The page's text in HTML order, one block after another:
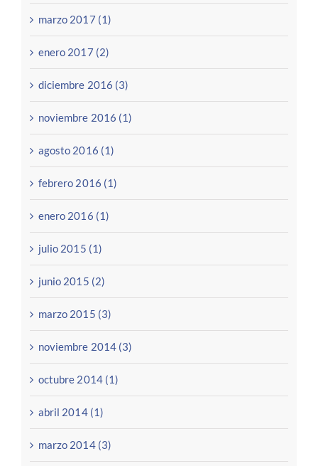
marzo 2017 (1)
enero 2017 (2)
diciembre 2016 (3)
noviembre 2016 (1)
agosto 2016 (1)
febrero 2016 (1)
enero 2016 (1)
julio 2015 (1)
junio 2015 (2)
marzo 2015 (3)
noviembre 2014 (3)
octubre 2014 (1)
abril 2014 (1)
marzo 2014 (3)